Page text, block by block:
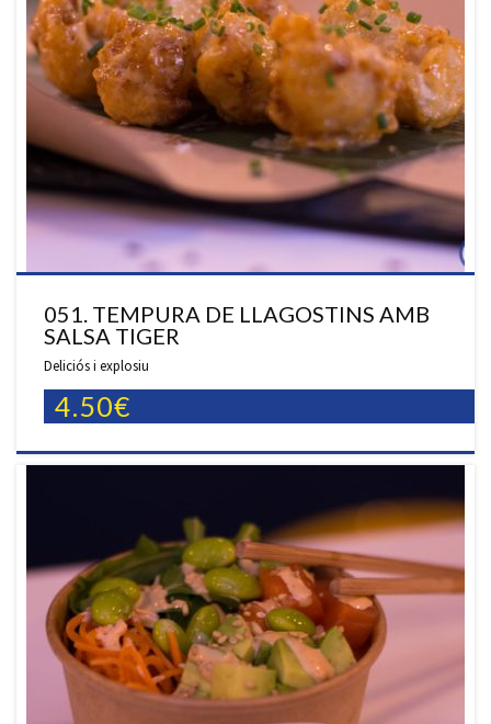
051. TEMPURA DE LLAGOSTINS AMB
SALSA TIGER
Deliciós i explosiu
4.50€